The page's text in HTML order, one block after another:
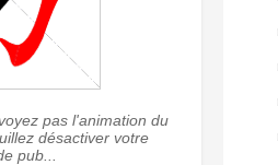
pas l'animation du
désactiver votre
pub...